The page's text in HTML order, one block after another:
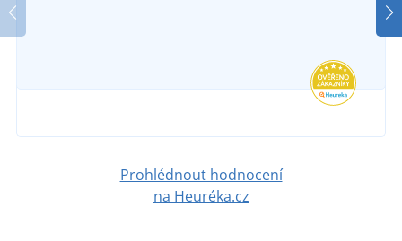
1 071 Kč
Prohlédnout hodnocení
na Heuréka.cz